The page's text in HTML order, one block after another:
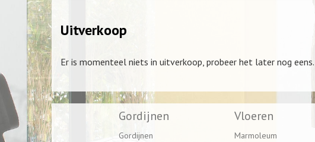
Uitverkoop
Er is momenteel niets in uitverkoop, probeer het later nog eens.
Gordijnen
Gordijnen
Vloeren
Marmoleum